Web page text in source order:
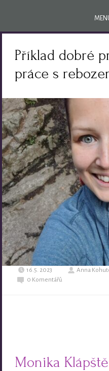
Příklad dobré
práce s
16.5. 2023 Anna
0 Komentářů
Monika